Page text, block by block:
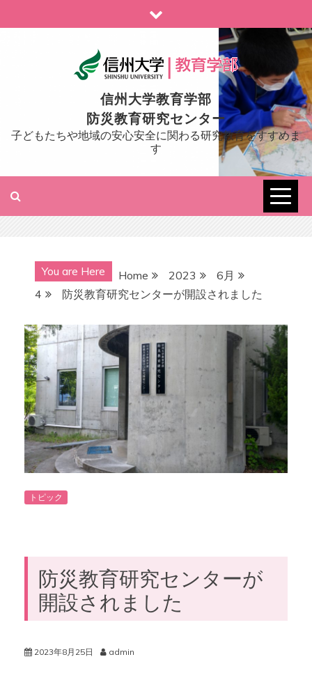
to
信州大学教育学部
防災教育研究センター
子どもたちや地域の安心安全に関わる研究教育をすすめま
す
You are Here Home 2023
6月
4
防災教育研究センターが開設されました
トピック
防災教育研究センターが
開設されました
2023年8月25日 admin